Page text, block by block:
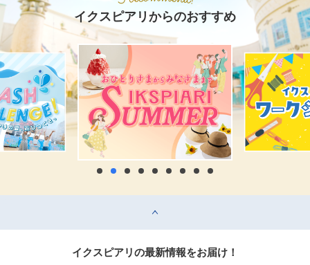
イクスピアリからのおすすめ
イクスピアリの最新情報をお届け！